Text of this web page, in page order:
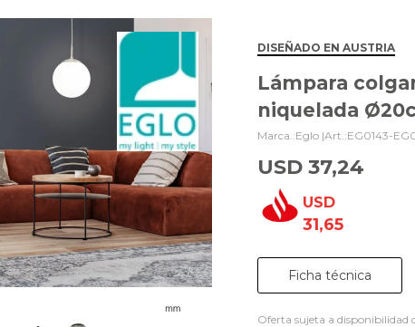
DISEÑADO EN AUSTRIA
Lámpara
niquelada
Eglo | EG0143-
USD 37,24
USD
31,65
Ficha técnica
Oferta sujeta a disponibilidad